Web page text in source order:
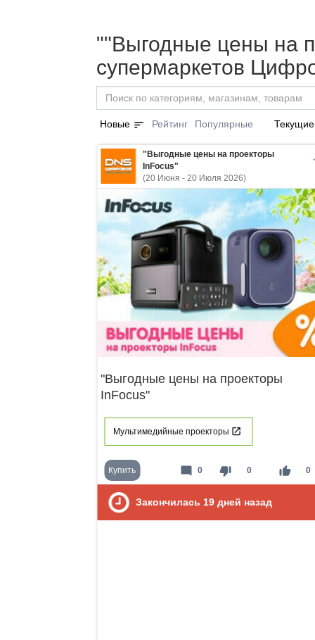
""Выгодные цены на
супермаркетов
Новые sort Рейтинг Популярные Текущие
"Выгодные цены на проекторы
InFocus"
(20 Июня - 20 Июля 2026)
"Выгодные цены на проекторы
InFocus"
Мультимедийные проекторы
Купить thumb_down 0 thumb_up 0
mode_comment 0
Закончилась 19 дней назад